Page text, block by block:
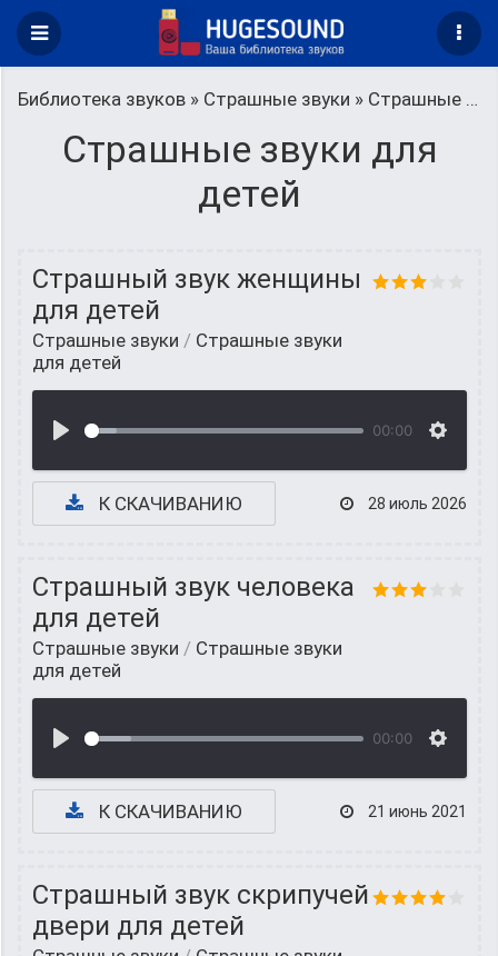
Библиотека звуков » Страшные звуки » Страшные звуки для детей
Страшные звуки для
детей
Страшный звук женщины
для детей
Страшные звуки / Страшные звуки
для детей
00:00
К СКАЧИВАНИЮ 28 июль 2026
Страшный звук человека
для детей
Страшные звуки / Страшные звуки
для детей
00:00
К СКАЧИВАНИЮ 21 июнь 2021
Страшный звук скрипучей
двери для детей